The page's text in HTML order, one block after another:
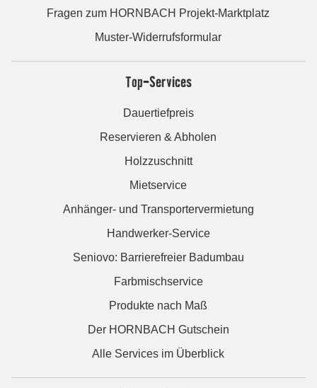
Fragen zum HORNBACH Projekt-Marktplatz
Muster-Widerrufsformular
Top-Services
Dauertiefpreis
Reservieren & Abholen
Holzzuschnitt
Mietservice
Anhänger- und Transportervermietung
Handwerker-Service
Seniovo: Barrierefreier Badumbau
Farbmischservice
Produkte nach Maß
Der HORNBACH Gutschein
Alle Services im Überblick